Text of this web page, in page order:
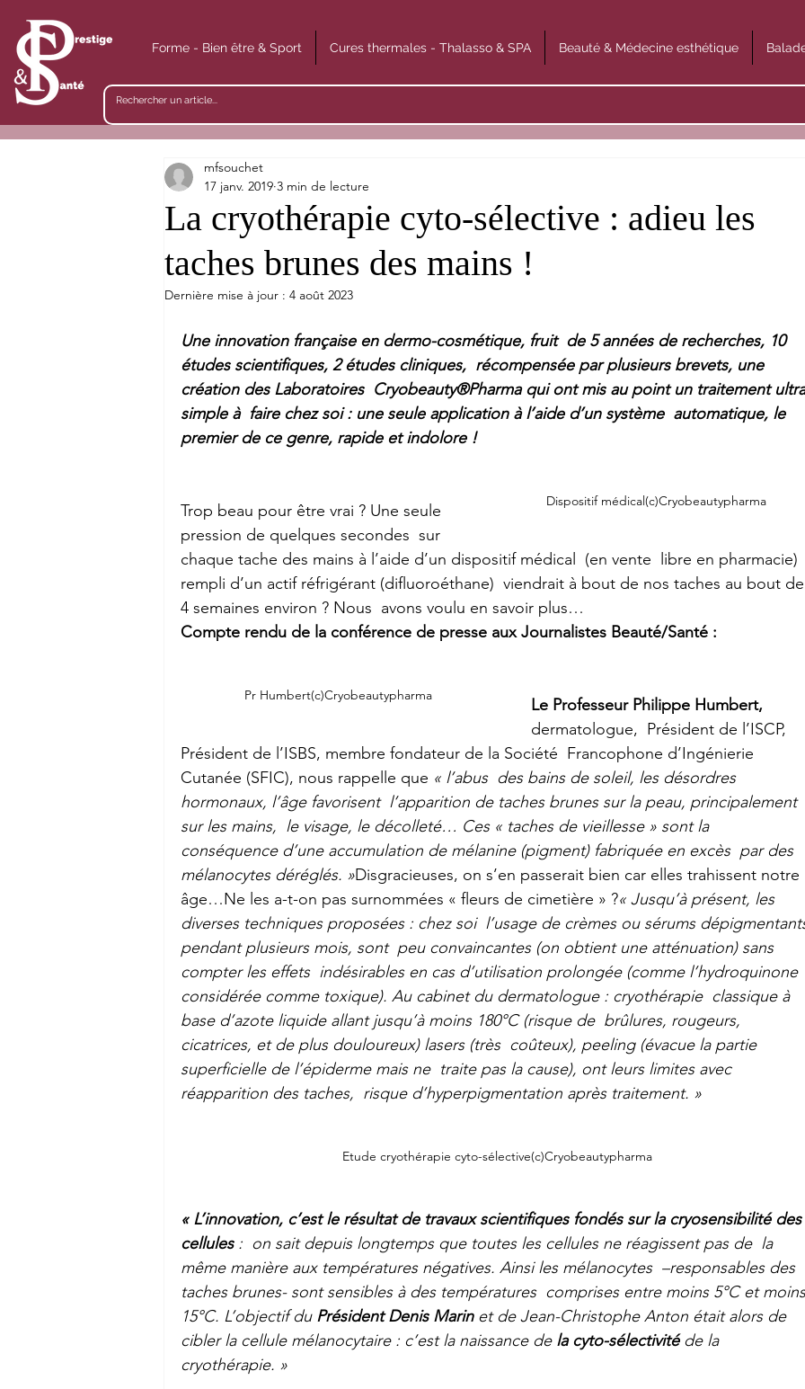
Forme - Bien être & Sport Cures thermales - Thalasso & SPA Beauté & Médecine esthétique
La cryothérapie cyto-sélective : adieu les
taches brunes des mains !
mfsouchet
17 janv. 2019 3 min de lecture
Dernière mise à jour : 4 août 2023
Une innovation française en dermo-cosmétique, fruit  de 5 années de recherches, 10
études scientifiques, 2 études cliniques,  récompensée par plusieurs brevets, une
création des Laboratoires  Cryobeauty®Pharma qui ont mis au point un traitement
simple à  faire chez soi : une seule application à l’aide d’un système  automatique, le
premier de ce genre, rapide et indolore !
Dispositif médical(c)Cryobeautypharma
Trop beau pour être vrai ? Une seule
pression de quelques secondes  sur
chaque tache des mains à l’aide d’un dispositif médical  (en vente  libre en pharmacie)
rempli d’un actif réfrigérant (difluoroéthane)  viendrait à bout de nos taches au bout
4 semaines environ ? Nous  avons voulu en savoir plus…
Compte rendu de la conférence de presse aux Journalistes Beauté/Santé :
Pr Humbert(c)Cryobeautypharma
Le Professeur Philippe Humbert,
dermatologue,  Président de l’ISCP,
Président de l’ISBS, membre fondateur de la Société  Francophone d’Ingénierie
Cutanée (SFIC), nous rappelle que « l’abus  des bains de soleil, les désordres
hormonaux, l’âge favorisent  l’apparition de taches brunes sur la peau, principalement
sur les mains,  le visage, le décolleté… Ces « taches de vieillesse » sont la
conséquence d’une accumulation de mélanine (pigment) fabriquée en excès  par des
mélanocytes déréglés. »Disgracieuses, on s’en passerait bien car elles trahissent notre
âge…Ne les a-t-on pas surnommées « fleurs de cimetière » ?« Jusqu’à présent, les
diverses techniques proposées : chez soi  l’usage de crèmes ou sérums
pendant plusieurs mois, sont  peu convaincantes (on obtient une atténuation) sans
compter les effets  indésirables en cas d’utilisation prolongée (comme
considérée comme toxique). Au cabinet du dermatologue : cryothérapie  classique à
base d’azote liquide allant jusqu’à moins 180°C (risque de  brûlures, rougeurs,
cicatrices, et de plus douloureux) lasers (très  coûteux), peeling (évacue la partie
superficielle de l’épiderme mais ne  traite pas la cause), ont leurs limites avec
réapparition des taches,  risque d’hyperpigmentation après traitement. »
Etude cryothérapie cyto-sélective(c)Cryobeautypharma
« L’innovation, c’est le résultat de travaux scientifiques fondés sur la cryosensibilité des
cellules :  on sait depuis longtemps que toutes les cellules ne réagissent pas de  la
même manière aux températures négatives. Ainsi les mélanocytes  –responsables des
taches brunes- sont sensibles à des températures  comprises entre moins 5°C et
15°C. L’objectif du Président Denis Marin et de Jean-Christophe Anton était alors de
cibler la cellule mélanocytaire : c’est la naissance de la cyto-sélectivité de la
cryothérapie. »